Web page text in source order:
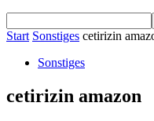
Start Sonstiges cetirizin
Sonstiges
cetirizin amazon